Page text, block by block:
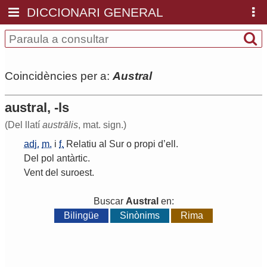
DICCIONARI GENERAL
Coincidències per a: Austral
austral, -ls
(Del llatí austrālis, mat. sign.)
adj. m. i f. Relatiu al Sur o propi d’ell .
Del pol antàrtic.
Vent del suroest.
Buscar Austral en:
Bilingüe
Sinònims Rima